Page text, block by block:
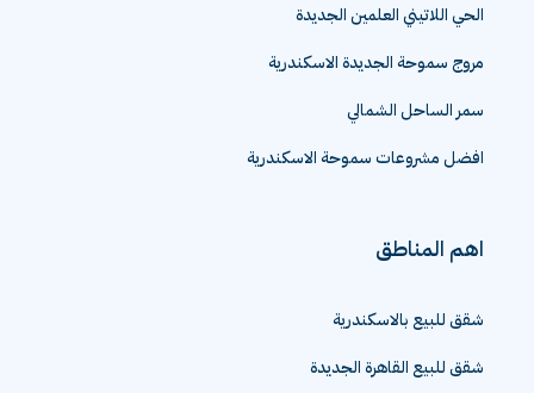
الحي اللاتيني العلمين الجديدة
مروج سموحة الجديدة الاسكندرية
سمر الساحل الشمالي
افضل مشروعات سموحة الاسكندرية
اهم المناطق
شقق للبيع بالاسكندرية
شقق للبيع القاهرة الجديدة